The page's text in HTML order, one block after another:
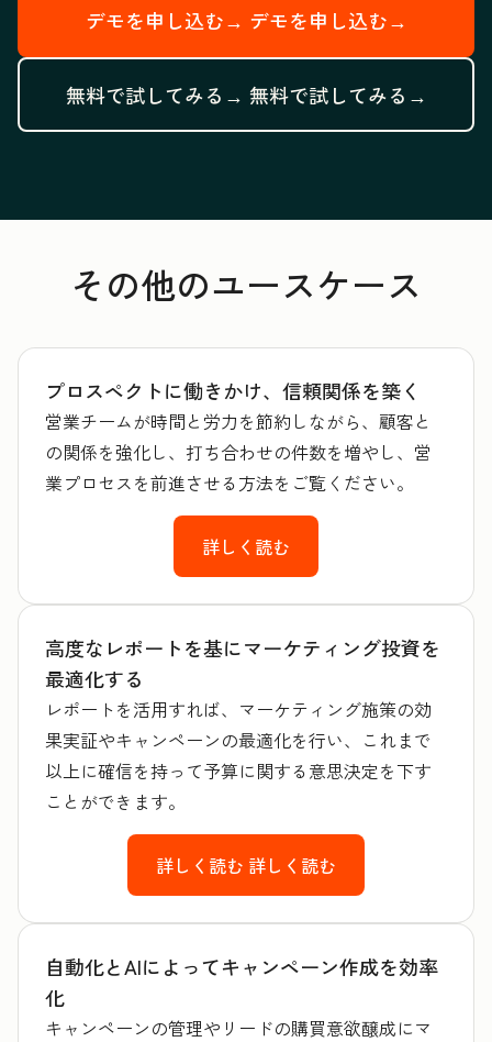
デモを申し込む→ デモを申し込む→
無料で試してみる→ 無料で試してみる→
その他のユースケース
プロスペクトに働きかけ、信頼関係を築く
営業チームが時間と労力を節約しながら、顧客と
の関係を強化し、打ち合わせの件数を増やし、営
業プロセスを前進させる方法をご覧ください。
詳しく読む
高度なレポートを基にマーケティング投資を
最適化する
レポートを活用すれば、マーケティング施策の効
果実証やキャンペーンの最適化を行い、これまで
以上に確信を持って予算に関する意思決定を下す
ことができます。
詳しく読む 詳しく読む
自動化とAIによってキャンペーン作成を効率
化
キャンペーンの管理やリードの購買意欲醸成にマ